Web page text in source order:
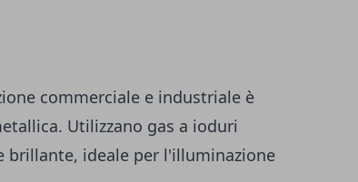
commerciale e industriale è
Utilizzano gas a ioduri
brillante, ideale per l'illuminazione